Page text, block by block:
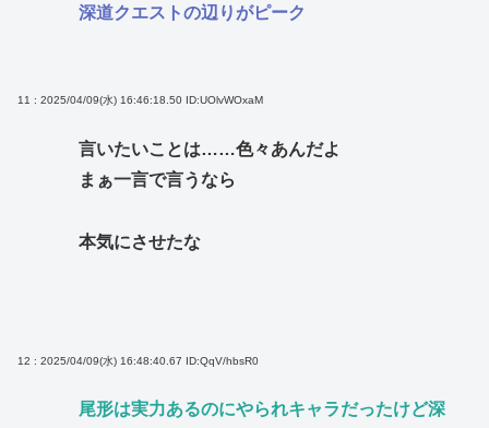
深道クエストの辺りがピーク
11 : 2025/04/09(水) 16:46:18.50 ID:UOlvWOxaM
言いたいことは……色々あんだよ
まぁ一言で言うなら
本気にさせたな
12 : 2025/04/09(水) 16:48:40.67 ID:QqV/hbsR0
尾形は実力あるのにやられキャラだったけど深